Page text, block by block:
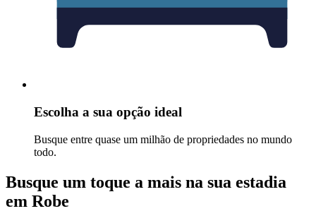
Escolha a sua opção ideal
Busque entre quase um milhão de propriedades no mundo
todo.
Busque um toque a mais na sua estadia
em Robe